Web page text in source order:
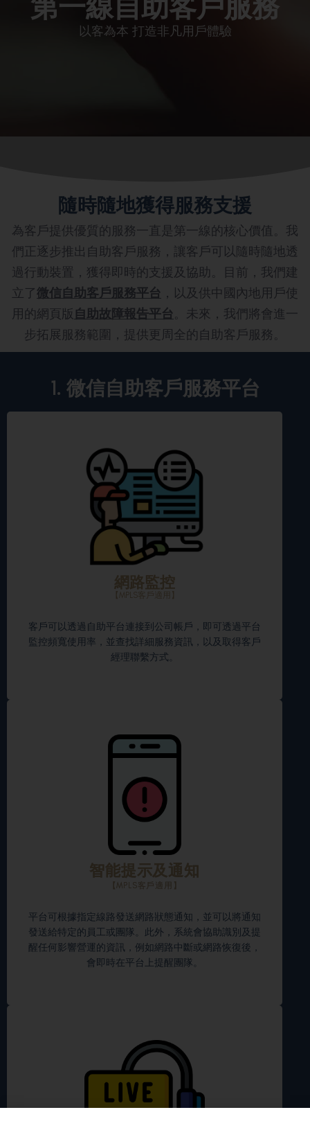
第一線自助客戶服務
以客為本 打造非凡用戶體驗
隨時隨地獲得服務支援
為客戶提供優質的服務一直是第一線的核心價值。我
們正逐步推出自助客戶服務，讓客戶可以隨時隨地透
過行動裝置，獲得即時的支援及協助。目前，我們建
立了微信自助客戶服務平台 ，以及供中國內地用戶使
用的網頁版 自助故障報告平台 。未來，我們將會進一
步拓展服務範圍，提供更周全的自助客戶服務。
1. 微信自助客戶服務平台
網路監控
【MPLS客戶適用】
客戶可以透過自助平台連接到公司帳戶，即可透過平台
監控頻寬使用率，並查找詳細服務資訊，以及取得客戶
經理聯繫方式。
智能提示及通知
【MPLS客戶適用】
平台可根據指定線路發送網路狀態通知，並可以將通知
發送給特定的員工或團隊。此外，系統會協助識別及提
醒任何影響營運的資訊，例如網路中斷或網路恢復後，
會即時在平台上提醒團隊。